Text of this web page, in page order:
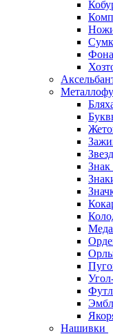
Нашивки